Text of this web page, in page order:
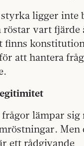
ligger inte
röstar vart fjärde
finns
att hantera
lämpar
Men
ett rådgivande